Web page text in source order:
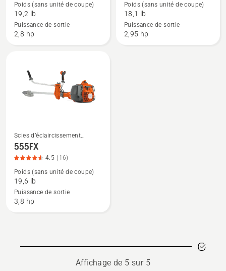
détails
sur
545FR,
Poids (sans unité de coupe)
19,2 lb
Puissance de sortie
2,8 hp
détails
sur
545FX
Poids (sans unité de coupe)
18,1 lb
Puissance de sortie
2,95 hp
Voir
plus
de
détails
sur
555FX,
Scies d’éclaircissement
forestier
555FX
4.5 (16)
Poids (sans unité de coupe)
19,6 lb
Puissance de sortie
3,8 hp
Affichage de 5 sur 5